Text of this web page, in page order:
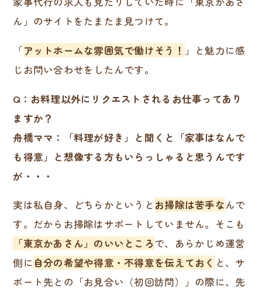
ん」のサイトをたまたま見つけて。
「アットホームな雰囲気で働けそう！ 」と魅力に感
じお問い合わせをしたんです。
Q：お料理以外にリクエストされるお仕事ってあり
ますか？
舟橋ママ：「料理が好き」と聞くと「家事はなんで
も得意」と想像する方もいらっしゃると思うんです
が・・・
実は私自身、どちらかというと お掃除は苦手なんで
す。だからお掃除はサポートしていません。そこも
「東京かあさん」のいいところで、あらかじめ運営
側に 自分の希望や得意・不得意を伝えておく と、サ
ポート先との「お見合い（初回訪問）」の際に、先